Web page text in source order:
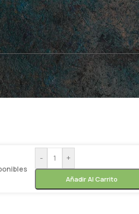
- +
Añadir Al Carrito